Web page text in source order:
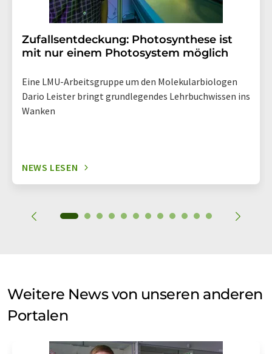
Zufallsentdeckung: Photosynthese ist
mit nur einem Photosystem möglich
Eine LMU-Arbeitsgruppe um den Molekularbiologen
Dario Leister bringt grundlegendes Lehrbuchwissen ins
Wanken
NEWS LESEN
Weitere News von unseren anderen
Portalen